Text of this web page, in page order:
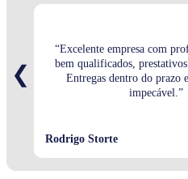
❮
“Excelente empresa com
bem qualificados, prestativos
Entregas dentro do prazo
impecável.”
Rodrigo Storte